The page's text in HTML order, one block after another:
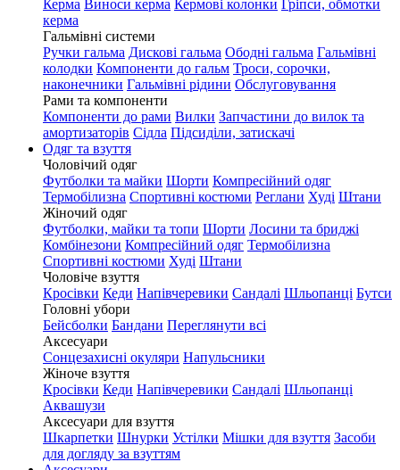
Керма Виноси керма Кермові колонки Гріпси, обмотки
керма
Гальмівні системи
Ручки гальма Дискові гальма Ободні гальма Гальмівні
колодки Компоненти до гальм Троси, сорочки,
наконечники Гальмівні рідини Обслуговування
Рами та компоненти
Компоненти до рами Вилки Запчастини до вилок та
амортизаторів Сідла Підсиділи, затискачі
Одяг та взуття
Чоловічий одяг
Футболки та майки Шорти Компресійний одяг
Термобілизна Спортивні костюми Реглани Худі Штани
Жіночий одяг
Футболки, майки та топи Шорти Лосини та бриджі
Комбінезони Компресійний одяг Термобілизна
Спортивні костюми Худі Штани
Чоловіче взуття
Кросівки Кеди Напівчеревики Сандалі Шльопанці Бутси
Головні убори
Бейсболки Бандани Переглянути всі
Аксесуари
Сонцезахисні окуляри Напульсники
Жіноче взуття
Кросівки Кеди Напівчеревики Сандалі Шльопанці
Аквашузи
Аксесуари для взуття
Шкарпетки Шнурки Устілки Мішки для взуття Засоби
для догляду за взуттям